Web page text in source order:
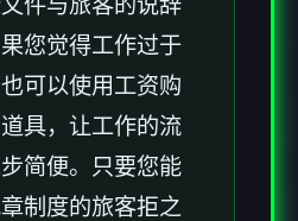
您觉得工作过于
可以使用工资购
具，让工作的流
简便。只要您能
制度的旅客拒之